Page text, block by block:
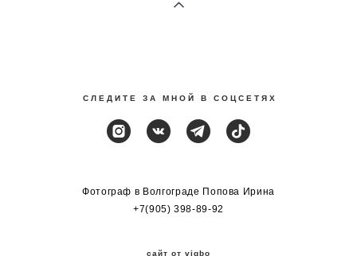
С Л Е Д И Т Е З А М Н О Й В С О Ц С Е Т Я Х
Фотограф в Волгограде Попова Ирина
+7(905) 398-89-92
сайт от vigbo